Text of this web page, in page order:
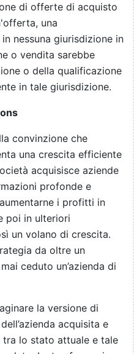
di offerte di acquisto
una
nessuna giurisdizione in
o vendita sarebbe
o della qualificazione
in tale giurisdizione.
convinzione che
una crescita efficiente
acquisisce aziende
profonde e
i profitti in
poi in ulteriori
un volano di crescita.
da oltre un
ceduto un’azienda di
la versione di
acquisita e
lo stato attuale e tale